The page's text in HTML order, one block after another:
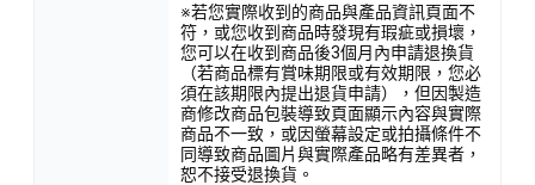
※若您實際收到的商品與產品資訊頁面不
符，或您收到商品時發現有瑕疵或損壞，
您可以在收到商品後3個月內申請退換貨
（若商品標有賞味期限或有效期限，您必
須在該期限內提出退貨申請），但因製造
商修改商品包裝導致頁面顯示內容與實際
商品不一致，或因螢幕設定或拍攝條件不
同導致商品圖片與實際產品略有差異者，
恕不接受退換貨。